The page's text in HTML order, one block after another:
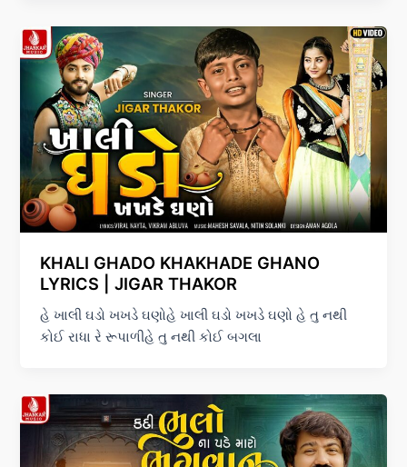
KHALI GHADO KHAKHADE GHANO
LYRICS | JIGAR THAKOR
હે ખાલી ઘડો ખખડે ઘણોહે ખાલી ઘડો ખખડે ઘણો હે તુ નથી
કોઈ રાધા રે રૂપાળીહે તુ નથી કોઈ બગલા